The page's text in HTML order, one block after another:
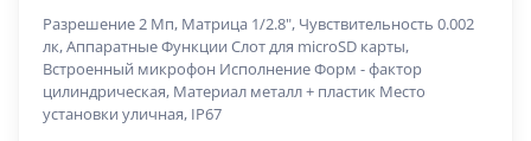
Разрешение 2 Мп, Матрица 1/2.8", Чувствительность 0.002
лк, Аппаратные Функции Слот для microSD карты,
Встроенный микрофон Исполнение Форм - фактор
цилиндрическая, Материал металл + пластик Место
установки уличная, IP67